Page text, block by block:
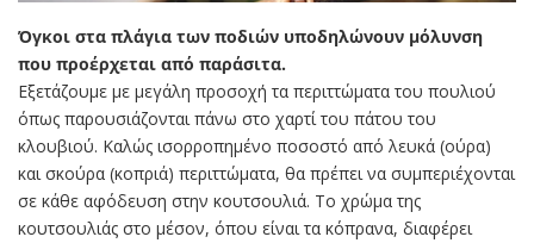
Όγκοι στα πλάγια των ποδιών υποδηλώνουν μόλυνση
που προέρχεται από παράσιτα.
Εξετάζουμε με μεγάλη προσοχή τα περιττώματα του πουλιού
όπως παρουσιάζονται πάνω στο χαρτί του πάτου του
κλουβιού. Καλώς ισορροπημένο ποσοστό από λευκά (ούρα)
και σκούρα (κοπριά) περιττώματα, θα πρέπει να συμπεριέχονται
σε κάθε αφόδευση στην κουτσουλιά. Το χρώμα της
κουτσουλιάς στο μέσον, όπου είναι τα κόπρανα, διαφέρει